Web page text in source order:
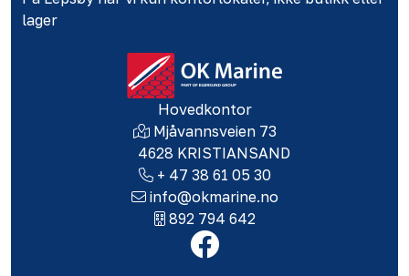
lager
Hovedkontor
Mjåvannsveien 73
4628 KRISTIANSAND
+ 47 38 61 05 30
info@okmarine.no
892 794 642